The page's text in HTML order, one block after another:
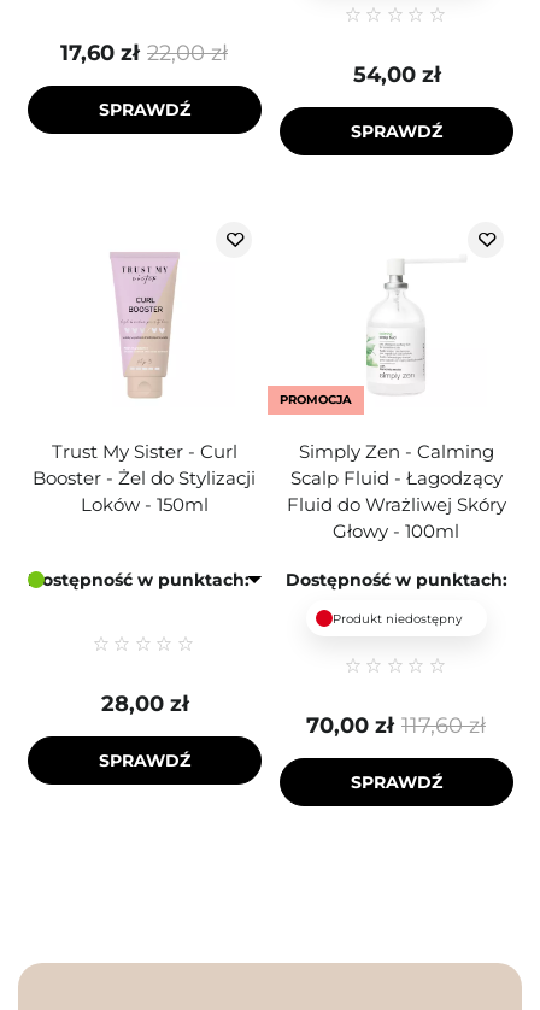
22,00 zł
17,60 zł
SPRAWDŹ
54,00 zł
SPRAWDŹ
Trust My Sister - Curl
Booster - Żel do Stylizacji
Loków - 150ml
Dostępność w punktach:
28,00 zł
SPRAWDŹ
PROMOCJA
Simply Zen - Calming
Scalp Fluid - Łagodzący
Fluid do Wrażliwej Skóry
Głowy - 100ml
Dostępność w punktach:
Produkt niedostępny
117,60 zł
70,00 zł
SPRAWDŹ